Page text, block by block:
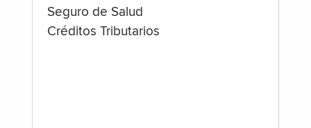
Seguro de Salud
Créditos Tributarios